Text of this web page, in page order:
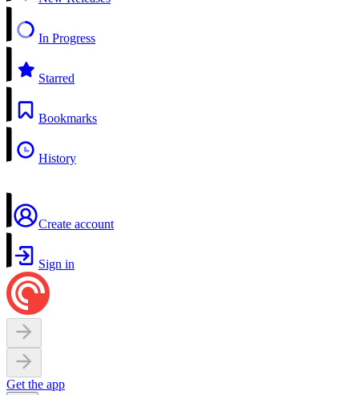
In Progress
Starred
Bookmarks
History
Create account
Sign in
Get the app